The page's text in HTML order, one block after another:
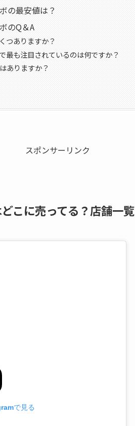
の最安値は？
のQ＆A
つありますか？
最も注目されているのは何ですか？
ありますか？
スポンサーリンク
こに売ってる？店舗一覧
で見る